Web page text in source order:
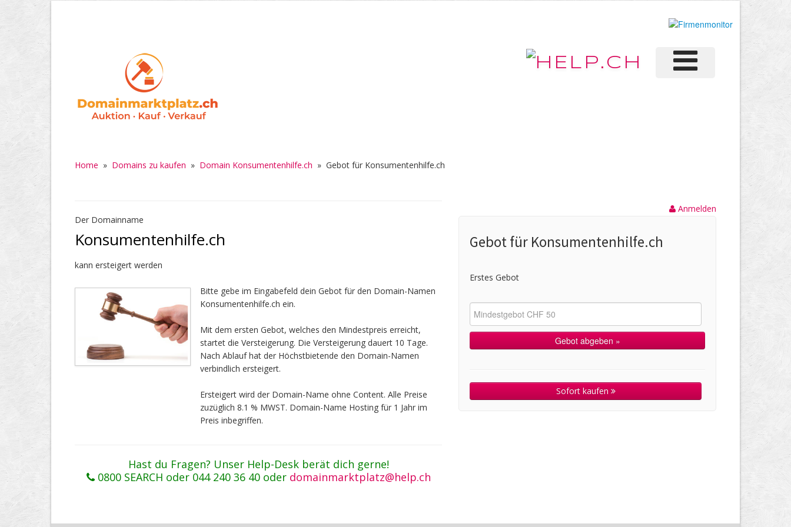
Home » Domains zu kaufen » Domain Konsumentenhilfe.ch » Gebot für Konsumentenhilfe.ch
Der Domainname
Konsumentenhilfe.ch
kann ersteigert werden
Bitte gebe im Eingabefeld dein Gebot für den Domain-Namen
Konsumentenhilfe.ch ein.
Mit dem ersten Gebot, welches den Mindestpreis erreicht,
startet die Versteigerung. Die Versteigerung dauert 10 Tage.
Nach Ablauf hat der Höchstbietende den Domain-Namen
verbindlich ersteigert.
Ersteigert wird der Domain-Name ohne Content. Alle Preise
zuzüglich 8.1 % MWST. Domain-Name Hosting für 1 Jahr im
Preis inbegriffen.
Hast du Fragen? Unser Help-Desk berät dich gerne!
0800 SEARCH oder 044 240 36 40 oder domainmarktplatz@help.ch
Anmelden
Gebot für Konsumentenhilfe.ch
Erstes Gebot
Sofort kaufen